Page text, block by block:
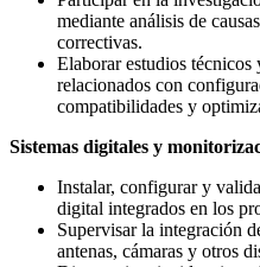
mediante análisis de
correctivas.
Elaborar estudios técnicos
relacionados con
compatibilidades y
Sistemas digitales y
Instalar, configurar y
digital integrados en los
Supervisar la integración
antenas, cámaras y otros